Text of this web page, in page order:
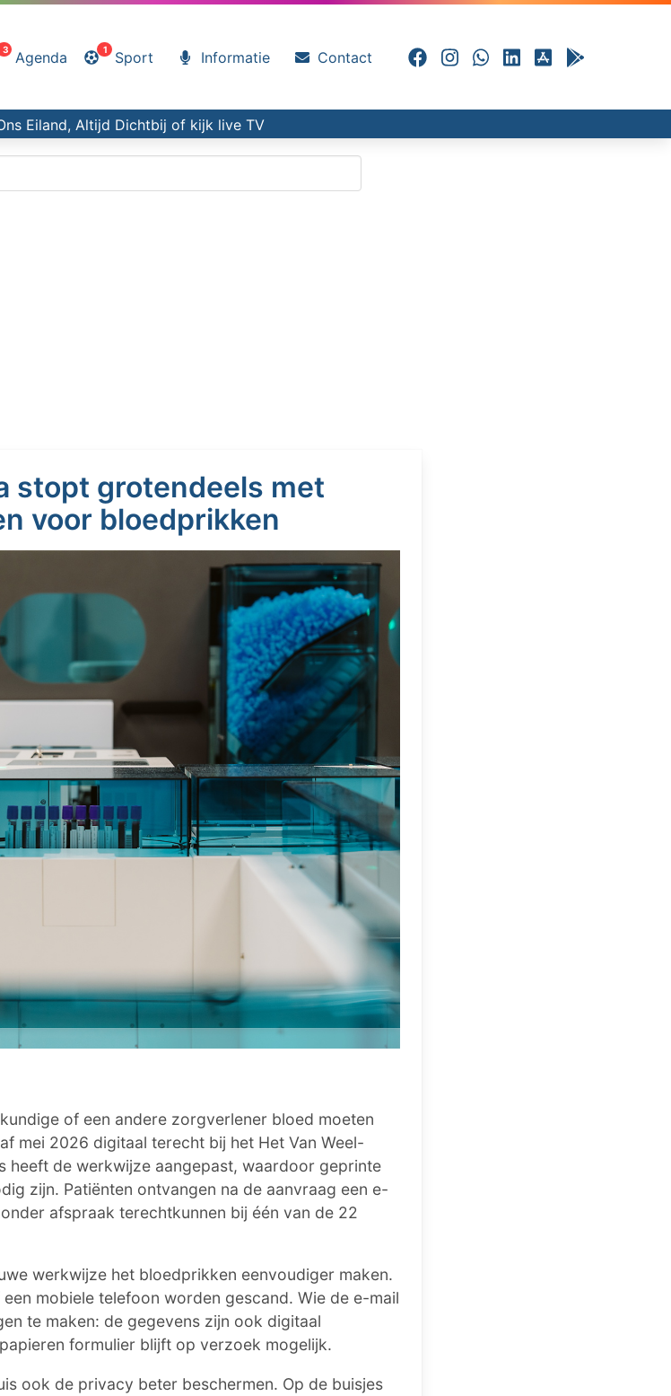
3 Agenda 1 Sport Informatie Contact
Eiland, Altijd Dichtbij of kijk live TV
stopt grotendeels met
voor bloedprikken
of een andere zorgverlener bloed moeten
mei 2026 digitaal terecht bij het Het Van Weel-
heeft de werkwijze aangepast, waardoor geprinte
zijn. Patiënten ontvangen na de aanvraag een e-
afspraak terechtkunnen bij één van de 22
werkwijze het bloedprikken eenvoudiger maken.
mobiele telefoon worden gescand. Wie de e-mail
te maken: de gegevens zijn ook digitaal
formulier blijft op verzoek mogelijk.
ook de privacy beter beschermen. Op de buisjes